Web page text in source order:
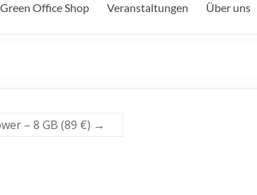
Green Office Shop Veranstaltungen Über uns
– 8 GB (89 €) →